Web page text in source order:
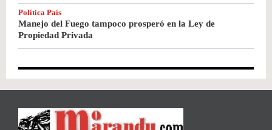
Política País
Manejo del Fuego tampoco prosperó en la Ley de
Propiedad Privada